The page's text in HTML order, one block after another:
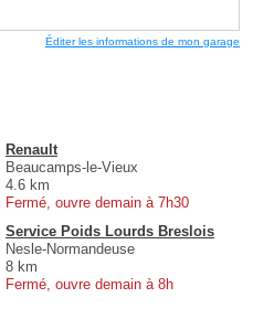
Éditer les informations de mon garage
Renault
Beaucamps-le-Vieux
4.6 km
Fermé, ouvre demain à 7h30
Service Poids Lourds Breslois
Nesle-Normandeuse
8 km
Fermé, ouvre demain à 8h